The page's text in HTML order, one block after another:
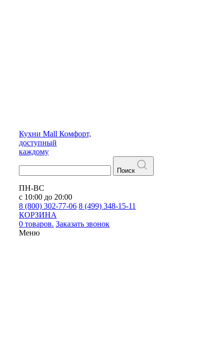
Кухни Mall Комфорт,
доступный
каждому
Поиск
ПН-ВС
с 10:00 до 20:00
8 (800) 302-77-06 8 (499) 348-15-11
КОРЗИНА
0 товаров. Заказать звонок
Меню